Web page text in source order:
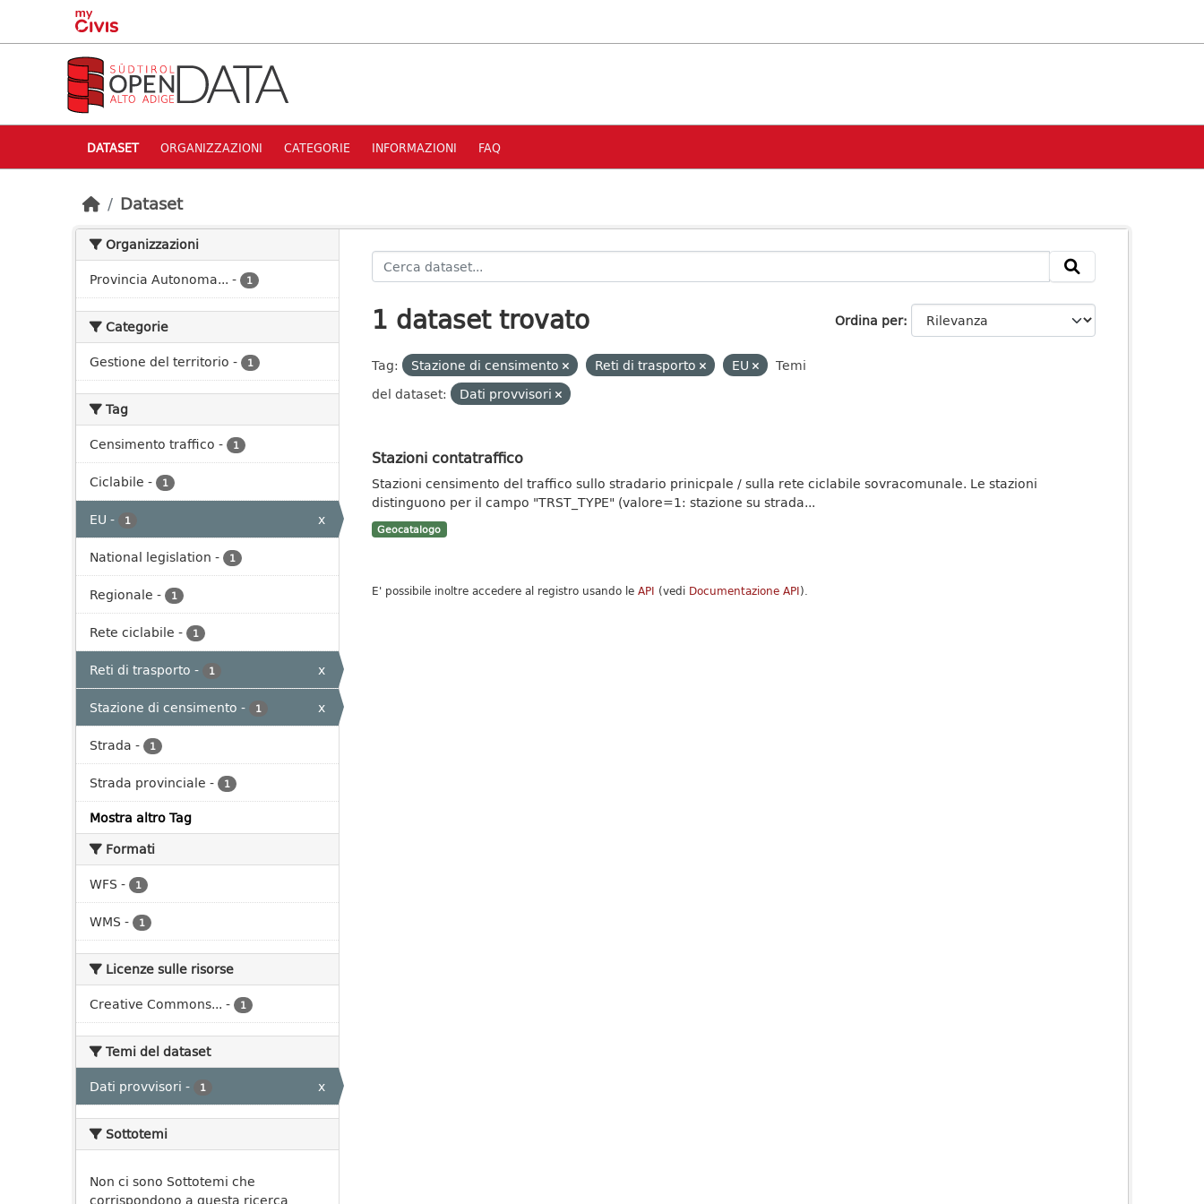
Skip to main content
DATASET ORGANIZZAZIONI CATEGORIE INFORMAZIONI FAQ
Dataset
Organizzazioni
Provincia Autonoma... - 1
Categorie
Gestione del territorio - 1
Tag
Censimento traffico - 1
Ciclabile - 1
EU - 1
x
National legislation - 1
Regionale - 1
Rete ciclabile - 1
Reti di trasporto - 1
x
Stazione di censimento - 1
x
Strada - 1
Strada provinciale - 1
Mostra altro Tag
Formati
WFS - 1
WMS - 1
Licenze sulle risorse
Creative Commons... - 1
Temi del dataset
Dati provvisori - 1 x
Sottotemi
Non ci sono Sottotemi che
corrispondono a questa ricerca
Ordina per
1 dataset trovato
Tag: Stazione di censimento Reti di trasporto EU
Temi
del dataset:
Dati provvisori
Stazioni contatraffico
Stazioni censimento del traffico sullo stradario prinicpale / sulla rete ciclabile sovracomunale. Le stazioni
distinguono per il campo "TRST_TYPE" (valore=1: stazione su strada...
Geocatalogo
E' possibile inoltre accedere al registro usando le API (vedi Documentazione API).